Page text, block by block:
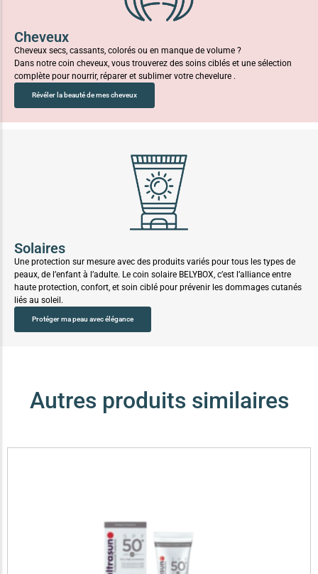
Cheveux
Cheveux secs, cassants, colorés ou en manque de volume ?
Dans notre coin cheveux, vous trouverez des soins ciblés et une sélection
complète pour nourrir, réparer et sublimer votre chevelure .
Révéler la beauté de mes cheveux
Solaires
Une protection sur mesure avec des produits variés pour tous les types de
peaux, de l’enfant à l’adulte. Le coin solaire BELYBOX, c’est l’alliance entre
haute protection, confort, et soin ciblé pour prévenir les dommages cutanés
liés au soleil.
Protéger ma peau avec élégance
Autres produits similaires